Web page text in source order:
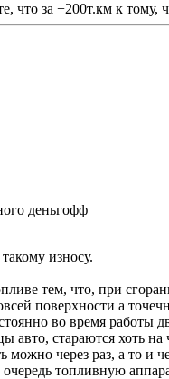
за +200т.км к тому,
деньгофф
износу.
тем, что, при
поверхности а
во время работы
авто, стараются хоть
можно через раз, а то и
топливную